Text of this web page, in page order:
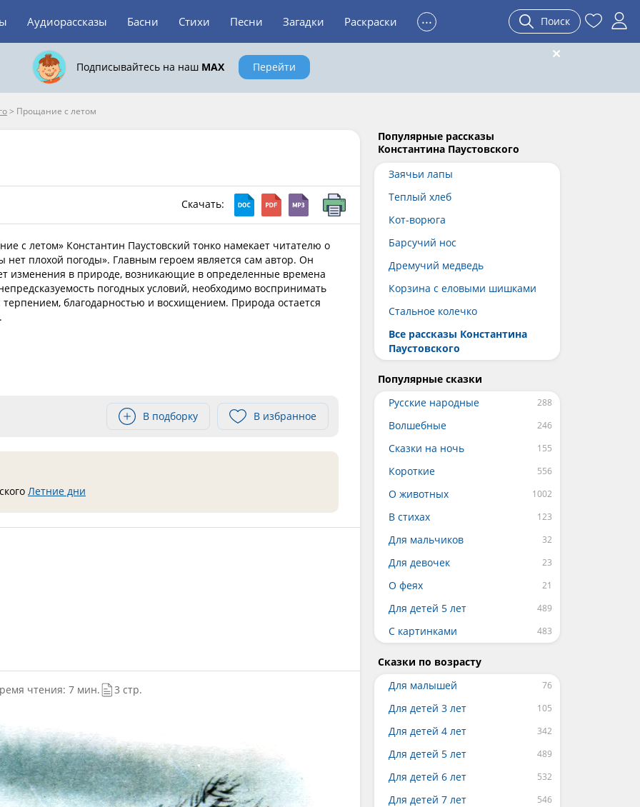
Аудиорассказы Басни Стихи Песни Загадки Раскраски ... Поиск
Подписывайтесь на наш MAX Перейти
> Прощание с летом
Скачать:
с летом» Константин Паустовский тонко намекает читателю о
нет плохой погоды». Главным героем является сам автор. Он
изменения в природе, возникающие в определенные времена
погодных условий, необходимо воспринимать
благодарностью и восхищением. Природа остается
В подборку В избранное
Летние дни
чтения: 7 мин. 3 стр.
Популярные рассказы
Константина Паустовского
Заячьи лапы
Теплый хлеб
Кот-ворюга
Барсучий нос
Дремучий медведь
Корзина с еловыми шишками
Стальное колечко
Все рассказы Константина
Паустовского
Популярные сказки
Русские народные
Волшебные
Сказки на ночь
Короткие
О животных
В стихах
Для мальчиков
Для девочек
О феях
Для детей 5 лет
С картинками
Сказки по возрасту
Для малышей
Для детей 3 лет
Для детей 4 лет
Для детей 5 лет
Для детей 6 лет
Для детей 7 лет